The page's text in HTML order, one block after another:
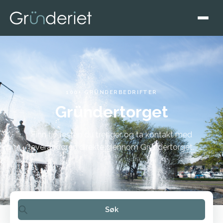
100+ GRÜNDERBEDRIFTER
Gründertorget
Finn tjenesten du trenger og ta kontakt med
leverandøren direkte gjennom Gründertorget.
Søk
Søk